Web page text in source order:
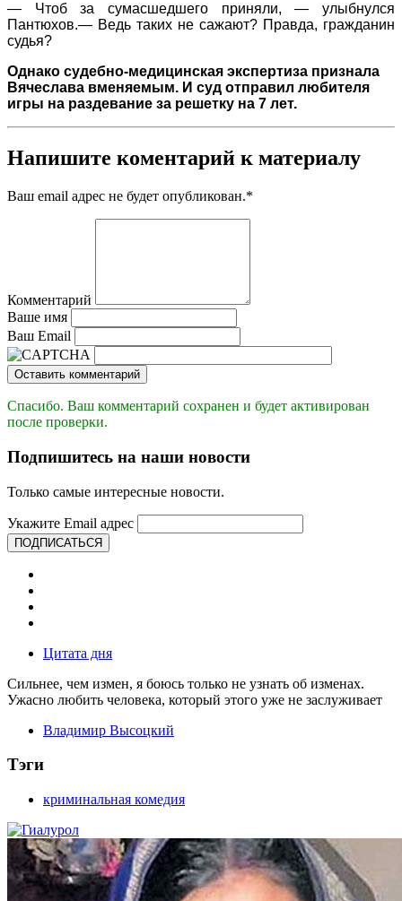
— Чтоб за сумасшедшего приняли, — улыбнулся
Пантюхов.— Ведь таких не сажают? Правда, гражданин
судья?
Однако судебно-медицинская экспертиза признала
Вячеслава вменяемым. И суд отправил любителя
игры на раздевание за решетку на 7 лет.
Напишите коментарий к материалу
Ваш email адрес не будет опубликован.*
Комментарий
Ваше имя
Ваш Email
Оставить комментарий
Спасибо. Ваш комментарий сохранен и будет активирован
после проверки.
Подпишитесь на наши новости
Только самые интересные новости.
Укажите Email адрес
ПОДПИСАТЬСЯ
Цитата дня
Сильнее, чем измен, я боюсь только не узнать об изменах.
Ужасно любить человека, который этого уже не заслуживает
Владимир Высоцкий
Тэги
криминальная комедия